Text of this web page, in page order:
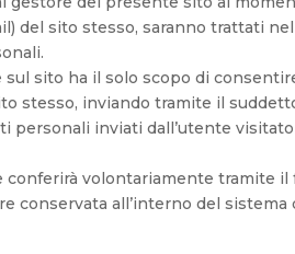
del sito stesso, saranno trattati
sito ha il solo scopo di
stesso, inviando tramite il
personali inviati dall’utente
volontariamente tramite
conservata all’interno del